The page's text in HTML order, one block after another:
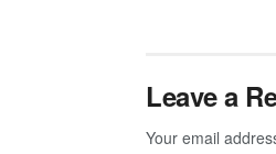
Leave a
Your email